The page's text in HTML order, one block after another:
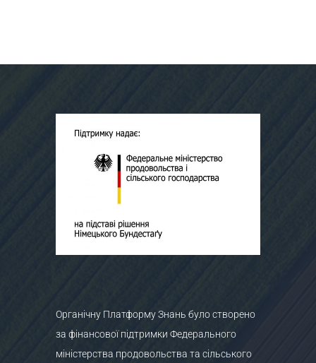
Органічну Платформу Знань було створено
за фінансової підтримки Федерального
міністерства продовольства та сільського